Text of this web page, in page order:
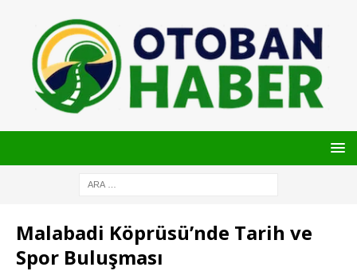
Malabadi Köprüsü’nde Tarih ve
Spor Buluşması